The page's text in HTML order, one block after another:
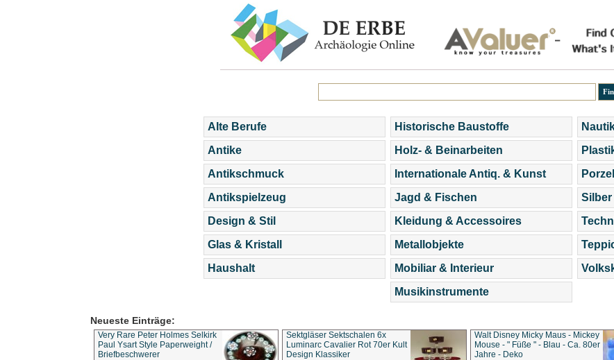
Alte Berufe
Antike
Antikschmuck
Antikspielzeug
Design & Stil
Glas & Kristall
Haushalt
Historische Baustoffe
Holz- & Beinarbeiten
Internationale Antiq. & Kunst
Jagd & Fischen
Kleidung & Accessoires
Metallobjekte
Mobiliar & Interieur
Musikinstrumente
Silber
Neueste Einträge:
Very Rare Peter Holmes Selkirk
Paul Ysart Style Paperweight /
Briefbeschwerer
Sektgläser Sektschalen 6x
Luminarc Cavalier Rot 70er Kult
Design Klassiker
Walt Disney Micky Maus - Mickey
Mouse - " Füße " - Blau - Ca. 80er
Jahre - Deko